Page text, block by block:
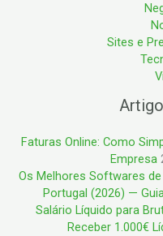
Sites e
Faturas Online: Como
Empresa
Os Melhores Softwares
Portugal (2026) —
Salário Líquido para
Receber 1.000€